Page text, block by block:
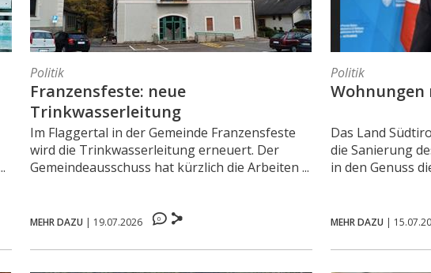
Politik
Franzensfeste: neue
Trinkwasserleitung
Im Flaggertal in der Gemeinde Franzensfeste
wird die Trinkwasserleitung erneuert. Der
Gemeindeausschuss hat kürzlich die Arbeiten ...
MEHR DAZU | 19.07.2026 0
Politik
Das Land
die Sanierung
in den Genuss
MEHR DAZU |